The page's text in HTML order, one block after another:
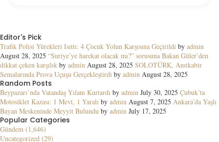
Editor's Pick
Trafik Polisi Yürekleri Isıttı: 4 Çocuk Yolun Karşısına Geçirildi by admin
August 28, 2025 “Suriye’ye harekat olacak mı?” sorusuna Bakan Güler’den
dikkat çeken karşılık by admin August 28, 2025 SOLOTÜRK, Anıtkabir
Semalarında Prova Uçuşu Gerçekleştirdi by admin August 28, 2025
Random Posts
Beypazarı’nda Vatandaş Yılanı Kurtardı by admin July 30, 2025 Çubuk’ta
Motosiklet Kazası: 1 Mevt, 1 Yaralı by admin August 7, 2025 Ankara’da Yaşlı
Bayan Meskeninde Meyyit Bulundu by admin July 17, 2025
Popular Categories
Gündem (1,646)
Uncategorized (29)